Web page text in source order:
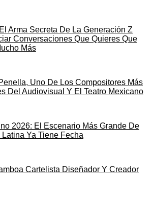
Arma Secreta De La Generación Z
Conversaciones Que Quieres Que
Más
Uno De Los Compositores Más
Del Audiovisual Y El Teatro Mexicano
2026: El Escenario Más Grande De
Ya Tiene Fecha
Cartelista Diseñador Y Creador